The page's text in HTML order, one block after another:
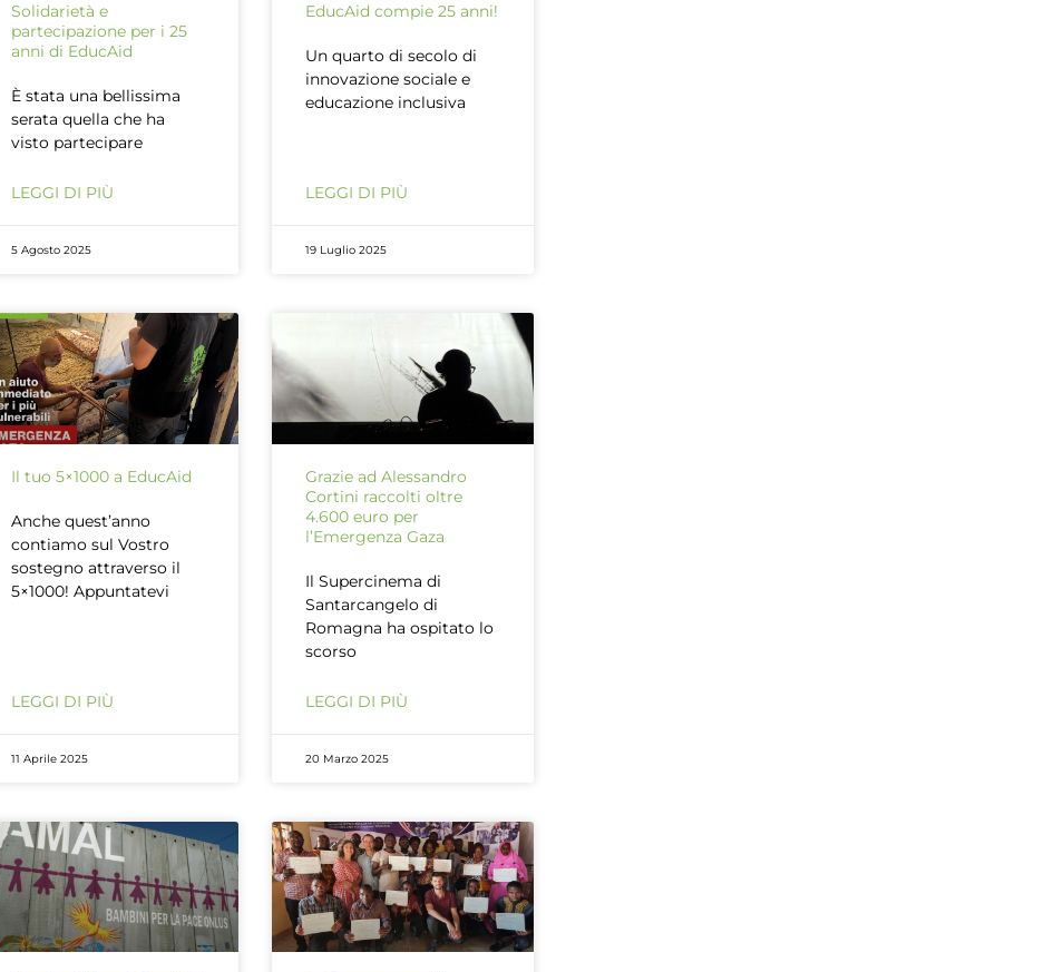
Solidarietà e
partecipazione per i 25
anni di EducAid
È stata una bellissima
serata quella che ha
visto partecipare
LEGGI DI PIÙ
5 Agosto 2025
EducAid compie 25 anni!
Un quarto di secolo di
innovazione sociale e
educazione inclusiva
LEGGI DI PIÙ
19 Luglio 2025
Il tuo 5×1000 a EducAid
Anche quest’anno
contiamo sul Vostro
sostegno attraverso il
5×1000! Appuntatevi
LEGGI DI PIÙ
11 Aprile 2025
Grazie ad Alessandro
Cortini raccolti oltre
4.600 euro per
l’Emergenza Gaza
Il Supercinema di
Santarcangelo di
Romagna ha ospitato lo
scorso
LEGGI DI PIÙ
20 Marzo 2025